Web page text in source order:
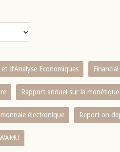
d’Analyse Economiques
Rapport annuel sur la
électronique Report on